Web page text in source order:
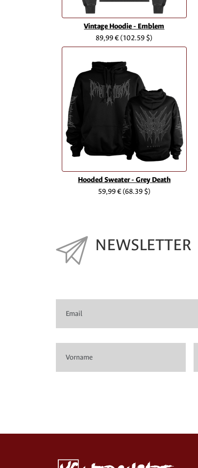
Vintage Hoodie - Emblem
89,99 €(102.59 $)
Hooded Sweater - Grey Death
59,99 €(68.39 $)
NEWSLETTER